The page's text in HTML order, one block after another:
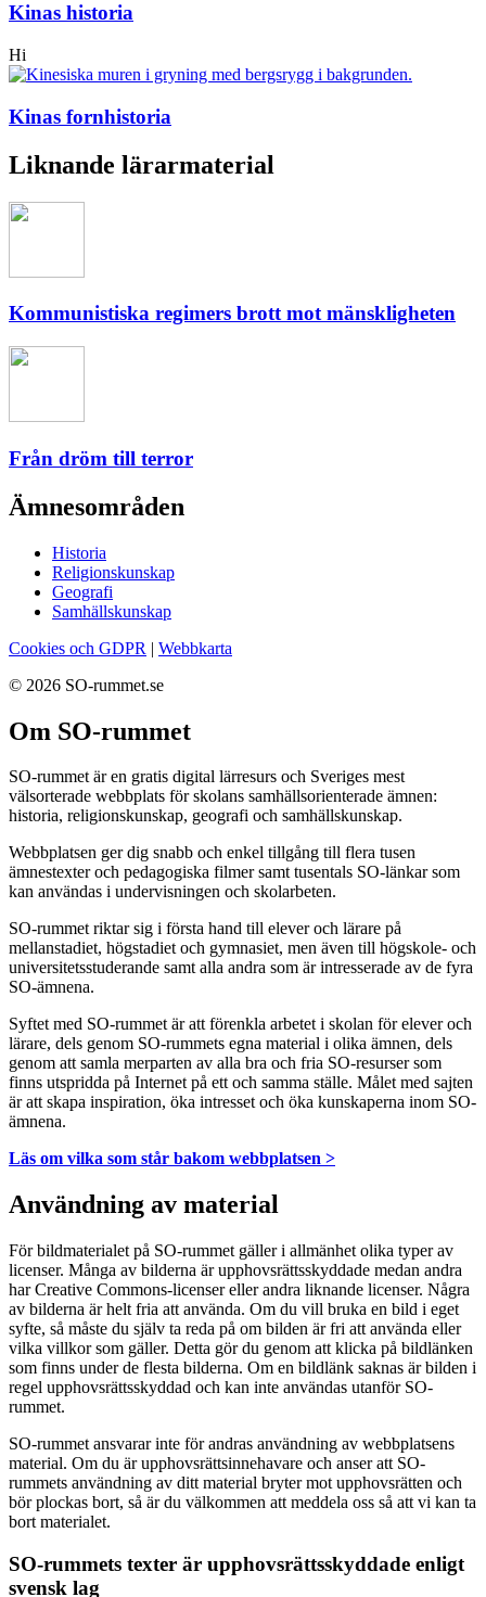
Kinas historia
Hi
Kinas fornhistoria
Liknande lärarmaterial
Kommunistiska regimers brott mot mänskligheten
Från dröm till terror
Ämnesområden
Historia
Religionskunskap
Geografi
Samhällskunskap
Cookies och GDPR | Webbkarta
© 2026 SO-rummet.se
Om SO-rummet
SO-rummet är en gratis digital lärresurs och Sveriges mest
välsorterade webbplats för skolans samhällsorienterade ämnen:
historia, religionskunskap, geografi och samhällskunskap.
Webbplatsen ger dig snabb och enkel tillgång till flera tusen
ämnestexter och pedagogiska filmer samt tusentals SO-länkar som
kan användas i undervisningen och skolarbeten.
SO-rummet riktar sig i första hand till elever och lärare på
mellanstadiet, högstadiet och gymnasiet, men även till högskole- och
universitetsstuderande samt alla andra som är intresserade av de fyra
SO-ämnena.
Syftet med SO-rummet är att förenkla arbetet i skolan för elever och
lärare, dels genom SO-rummets egna material i olika ämnen, dels
genom att samla merparten av alla bra och fria SO-resurser som
finns utspridda på Internet på ett och samma ställe. Målet med sajten
är att skapa inspiration, öka intresset och öka kunskaperna inom SO-
ämnena.
Läs om vilka som står bakom webbplatsen >
Användning av material
För bildmaterialet på SO-rummet gäller i allmänhet olika typer av
licenser. Många av bilderna är upphovsrättsskyddade medan andra
har Creative Commons-licenser eller andra liknande licenser. Några
av bilderna är helt fria att använda. Om du vill bruka en bild i eget
syfte, så måste du själv ta reda på om bilden är fri att använda eller
vilka villkor som gäller. Detta gör du genom att klicka på bildlänken
som finns under de flesta bilderna. Om en bildlänk saknas är bilden i
regel upphovsrättsskyddad och kan inte användas utanför SO-
rummet.
SO-rummet ansvarar inte för andras användning av webbplatsens
material. Om du är upphovsrättsinnehavare och anser att SO-
rummets användning av ditt material bryter mot upphovsrätten och
bör plockas bort, så är du välkommen att meddela oss så att vi kan ta
bort materialet.
SO-rummets texter är upphovsrättsskyddade enligt
svensk lag